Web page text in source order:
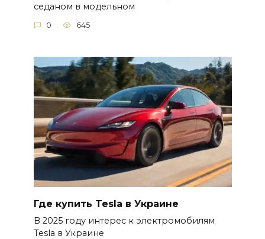
седаном в модельном
0 645
Где купить Tesla в Украине
В 2025 году интерес к электромобилям
Tesla в Украине